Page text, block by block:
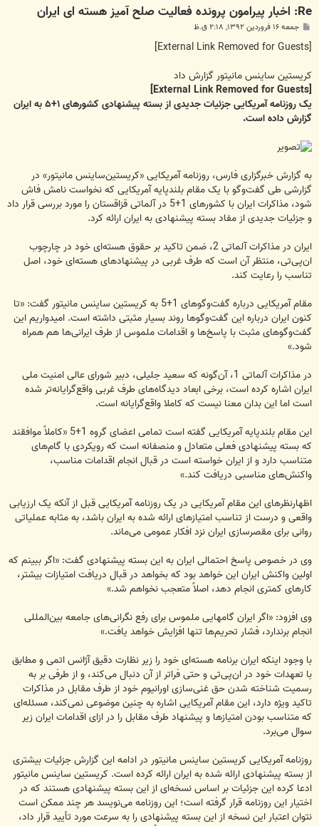
Re: اخبار پیرامون پرونده فعالیت صلح آمیز هسته ای ایران
پ
ت
جمعه ۱۶ فروردین ۱۳۹۲, ۲:۱۸ ق.ظ
کریستین ساینس مانیتور گزارش داد
یک روزنامه آمریکایی جزئیات جدیدی از بسته پیشنهادی کشورهای ۱+۵ به ایران
گزارش داده است.
به گزارش خبرگزاری فارس، روزنامه آمریکایی «کریستین‌ساینس مانیتور» در
گزارشی طی گفت‌وگو با یک مقام بلندپایه آمریکایی که نخواست نامش فاش
شود، مذاکرات ایران با کشورهای 1+5 در آلماتی قزاقستان را مورد بررسی قرار داد
و جزئیات جدیدی از مفاد بسته پیشنهادی به ایران ارائه کرد.
ایران در مذاکرات آلماتی 2، ضمن تاکید بر حقوق هسته‌ای خود در چارچوب
ان‌پی‌تی، منتظر آن است که طرف غربی در پیشنهادهای هسته‌ای خود، اصل
تناسب را رعایت کند.
مقام آمریکایی درباره گفت‌وگوهای 1+5 به کریستین ساینس مانیتور گفت: «تا
کنون ایران درباره این گفت‌وگوها روند بسیار مثبتی داشته است. امیدواریم این
گفت‌وگوهای مثبت با پاسخ‌ها و اقدامات ملموس از طرف ایرانی‌ها هم همراه
شود.»
در مذاکرات آلماتی 1، آن‌گونه که سعید جلیلی، دبیر شورای عالی امنیت ملی
ایران اشاره کرده است، برخی ابعاد دیدگاه‌های طرف غربی واقع‌گرایانه‌تر شده
است اما این بدان معنا نیست که کاملا واقع‌گرایانه است.
این مقام بلندپایه آمریکایی گفته است تمامی اعضای گروه 1+5 «کاملاً موافقند
که بسته پیشنهادی فعلی متعادل و منصفانه است که رویکردی با گام‌های
متناسب دارد و از ایران خواسته است در قبال انجام اقدامات مناسب،
واکنش‌های مناسبی دریافت کند.»
اظهارنظرهای این مقام آمریکایی در یک روزنامه آمریکایی قبل از آنکه یک ارزیابی
واقعی و درست از تناسب امتیازهای ارائه شده به ایران باشد، به مثابه عملیاتی
روانی برای مقصرسازی ایران نزد افکار عمومی می‌ماند.
وی در خصوص پاسخ احتمالی ایران به این بسته پیشنهادی گفت: «اگر ببینم که
اولین واکنش ایران این خواهد بود که بخواهد در قبال دریافت امتیازات بیشتر،
کارهای کمتری انجام دهد، اصلاً متعجب نخواهم شد.»
وی افزود: «اگر ایران گامهایی ملموس برای رفع نگرانی‌های جامعه بین‌المللی
انجام برندارد، فشار تحریم‌ها تنها افزایش خواهد یافت.»
با وجود اینکه ایران برنامه هسته‌ای خود را زیر نظارت دقیق آژانس اتمی و مطابق
با تعهدات خود در ان‌پی‌تی و حتی فراتر از آن دنبال می‌کند، و از طرفی بر به
رسمیت شناخته شدن حق غنی‌سازی اورانیوم خود از طرف مقابل در مذاکرات
تاکید ویژه دارد، این مقام آمریکایی اشاره به چنین موضوعی نمی‌کند، مسئله‌ای
که متناسب بودن امتیازها و پیشنهاد طرف مقابل را در ازای اقدامات ایران زیر
سوال می‌برد.
روزنامه آمریکایی کریستین ساینس مانیتور در ادامه این گزارش جزئیات بیشتری
از بسته پیشنهادی ارائه شده به ایران ارائه کرده است. کریستین ساینس مانیتور
ادعا کرده این جزئیات بر اساس نسخه‌ای از این بسته پیشنهادی هستند که در
اختیار این روزنامه قرار گرفته است؛ این روزنامه می‌نویسد هر چند ممکن است
نتوان اعتبار این نسخه از این بسته پیشنهادی را به سرعت مورد تأیید قرار داد،